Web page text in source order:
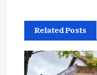
g
a
Related Posts